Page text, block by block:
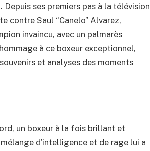
ses premiers pas à la télévision
contre Saul “Canelo” Alvarez,
invaincu, avec un palmarès
à ce boxeur exceptionnel,
et analyses des moments
un boxeur à la fois brillant et
d’intelligence et de rage lui a